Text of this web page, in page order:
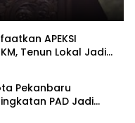
APEKSI
Tenun Lokal Jadi
Pekanbaru
PAD Jadi